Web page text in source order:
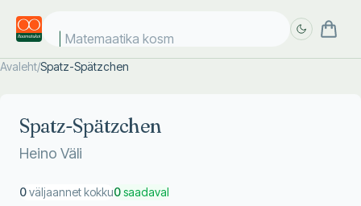
Matemaatika kosmo
Avaleht/Spatz-Spätzchen
Spatz-Spätzchen
Heino Väli
0väljaannet kokku0saadaval